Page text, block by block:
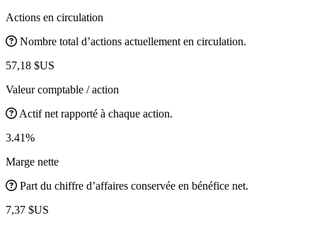
Actions en circulation
Nombre total d’actions actuellement en circulation.
57,18 $US
Valeur comptable / action
Actif net rapporté à chaque action.
3.41%
Marge nette
Part du chiffre d’affaires conservée en bénéfice net.
7,37 $US